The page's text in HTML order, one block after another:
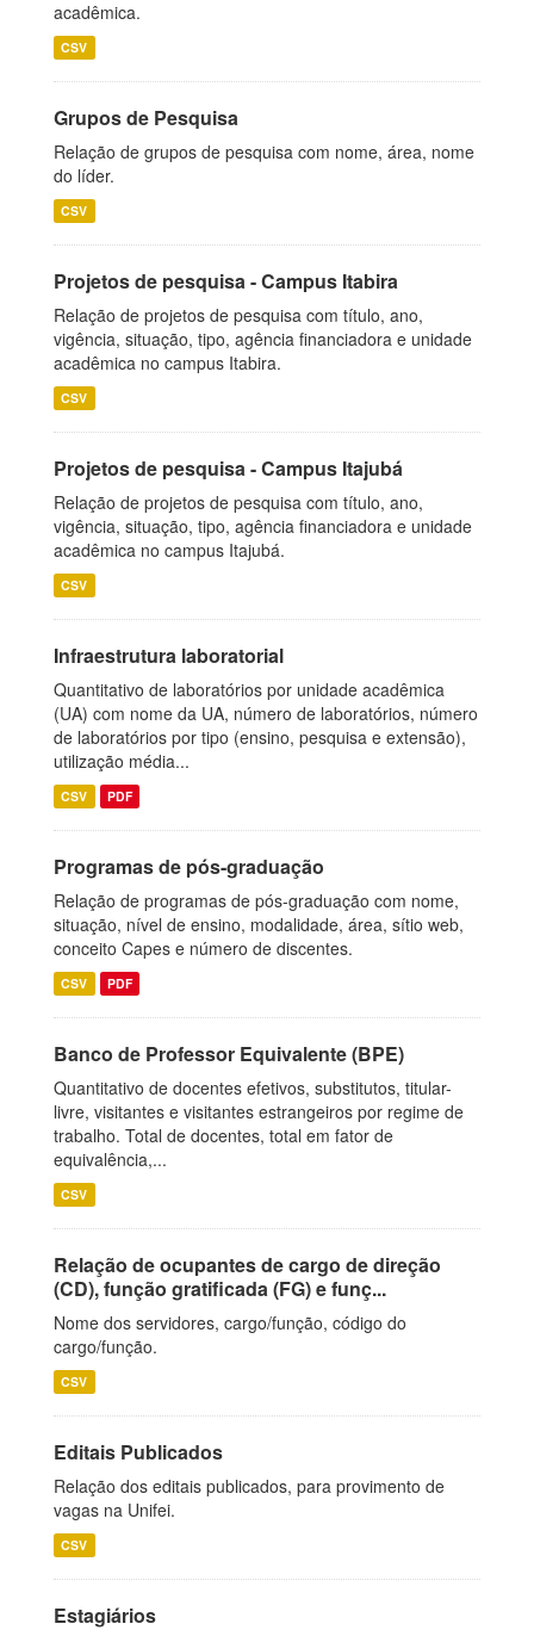
acadêmica.
CSV
Grupos de Pesquisa
Relação de grupos de pesquisa com nome, área, nome
do líder.
CSV
Projetos de pesquisa - Campus Itabira
Relação de projetos de pesquisa com título, ano,
vigência, situação, tipo, agência financiadora e unidade
acadêmica no campus Itabira.
CSV
Projetos de pesquisa - Campus Itajubá
Relação de projetos de pesquisa com título, ano,
vigência, situação, tipo, agência financiadora e unidade
acadêmica no campus Itajubá.
CSV
Infraestrutura laboratorial
Quantitativo de laboratórios por unidade acadêmica
(UA) com nome da UA, número de laboratórios, número
de laboratórios por tipo (ensino, pesquisa e extensão),
utilização média...
CSV PDF
Programas de pós-graduação
Relação de programas de pós-graduação com nome,
situação, nível de ensino, modalidade, área, sítio web,
conceito Capes e número de discentes.
CSV PDF
Banco de Professor Equivalente (BPE)
Quantitativo de docentes efetivos, substitutos, titular-
livre, visitantes e visitantes estrangeiros por regime de
trabalho. Total de docentes, total em fator de
equivalência,...
CSV
Relação de ocupantes de cargo de direção
(CD), função gratificada (FG) e funç...
Nome dos servidores, cargo/função, código do
cargo/função.
CSV
Editais Publicados
Relação dos editais publicados, para provimento de
vagas na Unifei.
CSV
Estagiários